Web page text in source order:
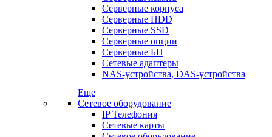
Серверные корпуса
Серверные HDD
Серверные SSD
Серверные опции
Серверные БП
Сетевые адаптеры
NAS-устройства, DAS-устройства
Еще
Сетевое оборудование
IP Телефония
Сетевые карты